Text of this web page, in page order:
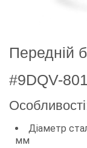
Передній
#9DQV-
Діаметр
мм